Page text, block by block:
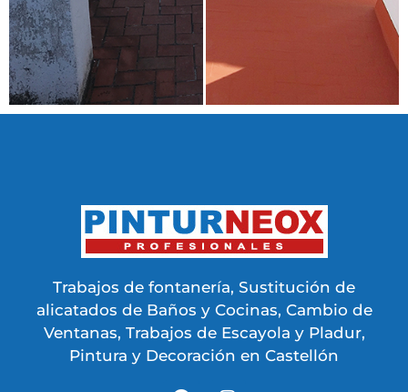
Trabajos de fontanería, Sustitución de
alicatados de Baños y Cocinas, Cambio de
Ventanas, Trabajos de Escayola y Pladur,
Pintura y Decoración en Castellón